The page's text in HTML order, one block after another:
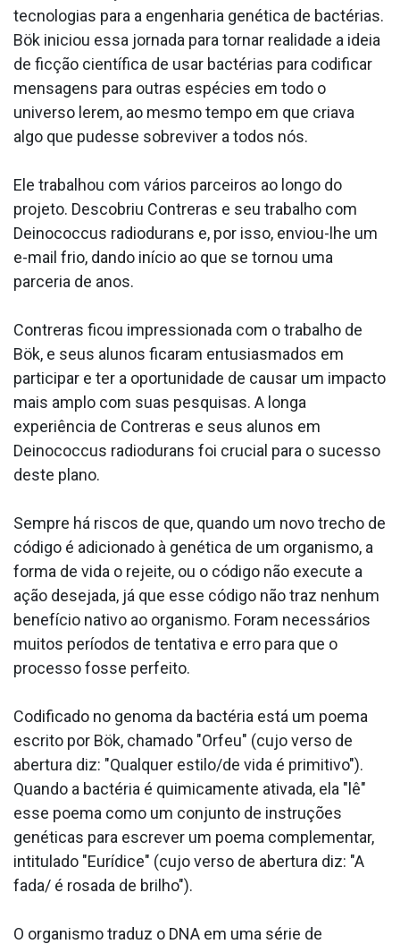
tecnologias para a engenharia genética de bactérias.
Bök iniciou essa jornada para tornar realidade a ideia
de ficção científica de usar bactérias para codificar
mensagens para outras espécies em todo o
universo lerem, ao mesmo tempo em que criava
algo que pudesse sobreviver a todos nós.
Ele trabalhou com vários parceiros ao longo do
projeto. Descobriu Contreras e seu trabalho com
Deinococcus radiodurans e, por isso, enviou-lhe um
e-mail frio, dando início ao que se tornou uma
parceria de anos.
Contreras ficou impressionada com o trabalho de
Bök, e seus alunos ficaram entusiasmados em
participar e ter a oportunidade de causar um impacto
mais amplo com suas pesquisas. A longa
experiência de Contreras e seus alunos em
Deinococcus radiodurans foi crucial para o sucesso
deste plano.
Sempre há riscos de que, quando um novo trecho de
código é adicionado à genética de um organismo, a
forma de vida o rejeite, ou o código não execute a
ação desejada, já que esse código não traz nenhum
benefício nativo ao organismo. Foram necessários
muitos períodos de tentativa e erro para que o
processo fosse perfeito.
Codificado no genoma da bactéria está um poema
escrito por Bök, chamado "Orfeu" (cujo verso de
abertura diz: "Qualquer estilo/de vida é primitivo").
Quando a bactéria é quimicamente ativada, ela "lê"
esse poema como um conjunto de instruções
genéticas para escrever um poema complementar,
intitulado "Eurídice" (cujo verso de abertura diz: "A
fada/ é rosada de brilho").
O organismo traduz o DNA em uma série de